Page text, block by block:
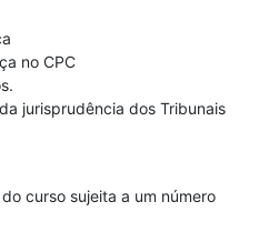
no CPC
jurisprudência dos Tribunais
curso sujeita a um número